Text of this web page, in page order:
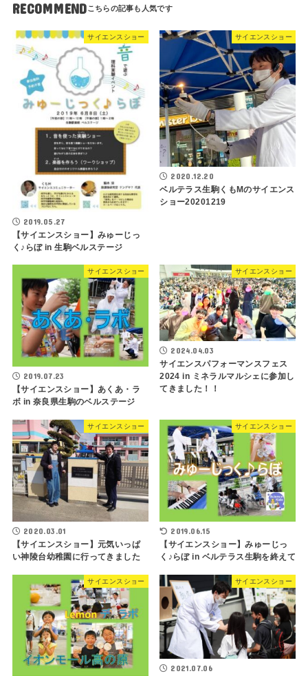
RECOMMEND
サイエンスショー
2019.05.27
【サイエンスショー】みゅーじっ
く♪らぼ in 生駒ベルステージ
サイエンスショー
2020.12.20
ベルテラス生駒くもMのサイエンス
ショー20201219
サイエンスショー
2019.07.23
【サイエンスショー】あくあ・ラ
ボ in 奈良県生駒のベルステージ
サイエンスショー
2024.04.03
サイエンスパフォーマンスフェス
2024 in ミネラルマルシェに参加し
てきました！！
サイエンスショー
2020.03.01
【サイエンスショー】元気いっぱ
い神陵台幼稚園に行ってきました
サイエンスショー
2019.06.15
【サイエンスショー】みゅーじっ
く♪らぼ in ベルテラス生駒を終えて
サイエンスショー サイエンスショー
2021.07.06